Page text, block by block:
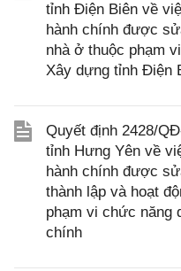
tỉnh Điện Biên về
hành chính được
nhà ở thuộc phạm
Xây dựng tỉnh Điện
Quyết định 2428/
tỉnh Hưng Yên về
hành chính được
thành lập và hoạt
phạm vi chức năng
chính